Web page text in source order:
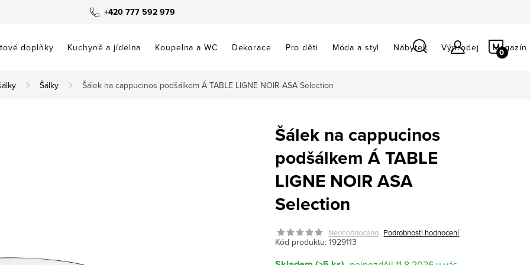
+420 777 592 979
doplňky Kuchyně a jídelna Koupelna a WC Dekorace Pro děti Móda a styl Nábytek Výprodej Magazín
Šálky Šálek na cappucinos podšálkem Á TABLE LIGNE NOIR ASA Selection
Šálek na cappucinos
podšálkem Á TABLE
LIGNE NOIR ASA
Selection
Neohodnoceno Podrobnosti hodnocení
Kód produktu: 1929113